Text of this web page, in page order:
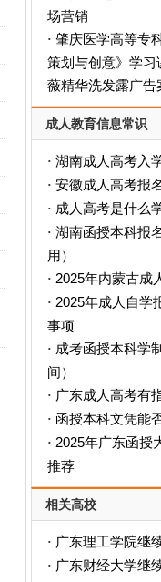
场营销
· 肇庆医学高等专
策划与创意》学
薇精华洗发露广告
成人教育信息常识
· 湖南成人高考入
· 安徽成人高考报
· 成人高考是什么
· 湖南函授本科报
用）‌
· 2025年内蒙古成
· 2025年成人自学
事项
· 成考函授本科学
间）
· 广东成人高考有
· 函授本科文凭能
· 2025年广东函授
推荐
相关高校
· 广东理工学院继
· 广东财经大学继